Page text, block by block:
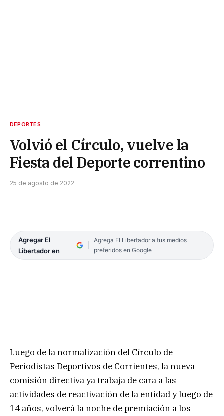
DEPORTES
Volvió el Círculo, vuelve la
Fiesta del Deporte correntino
25 de agosto de 2022
Agregar El
Libertador en
Agrega El Libertador a tus medios
preferidos en Google
Luego de la normalización del Círculo de
Periodistas Deportivos de Corrientes, la nueva
comisión directiva ya trabaja de cara a las
actividades de reactivación de la entidad y luego de
14 años, volverá la noche de premiación a los